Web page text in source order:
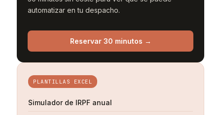
automatizar en tu despacho.
Reservar 30 minutos →
PLANTILLAS EXCEL
Simulador de IRPF anual